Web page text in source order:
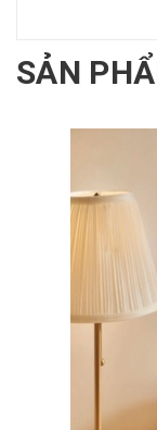
SẢN